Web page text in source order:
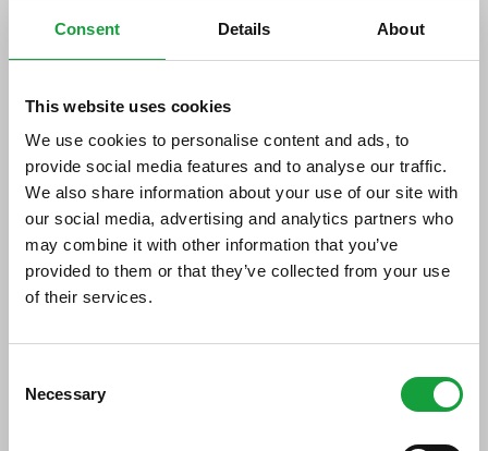
Consent Details About
This website uses cookies
We use cookies to personalise content and ads, to
provide social media features and to analyse our traffic.
We also share information about your use of our site with
our social media, advertising and analytics partners who
may combine it with other information that you’ve
provided to them or that they’ve collected from your use
of their services.
Selection
Necessary
Ciociaria
Di seguito tutti i contenuti taggati con: Ciociaria
ARTICOLI, ARTICOLI
ISCRIVITI ALLA NEWSLETTER
Resta aggiornato su tutte le ultime novita nel campo